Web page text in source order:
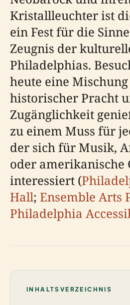
Kristallleuchter ist
ein Fest für die
Zeugnis der
Philadelphias.
heute eine Mischung
historischer Pracht
Zugänglichkeit
zu einem Muss für
der sich für Musik,
oder amerikanische
interessiert (
Hall; Ensemble Arts
Philadelphia
INHALTSVERZEICHNIS